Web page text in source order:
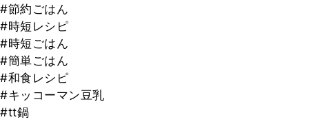
#節約ごはん
#時短レシピ
#時短ごはん
#簡単ごはん
#和食レシピ
#キッコーマン豆乳
#tt鍋